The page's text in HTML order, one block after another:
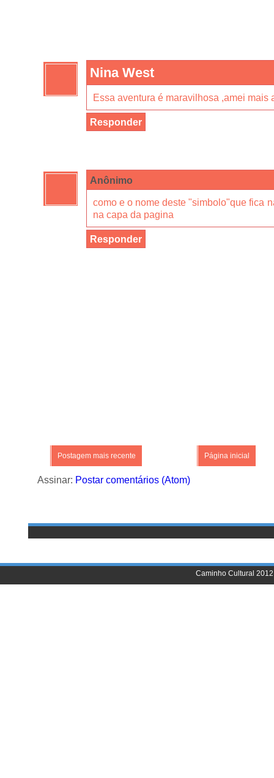
Nina West
Essa aventura é maravilhosa ,amei mais
Responder
Anônimo
como e o nome deste "simbolo"que fica
na capa da pagina
Responder
Postagem mais recente Página inicial
Assinar: Postar comentários (Atom)
Caminho Cultural